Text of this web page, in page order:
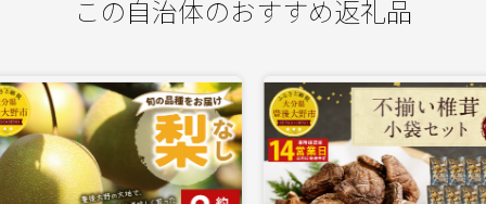
この自治体のおすすめ返礼品